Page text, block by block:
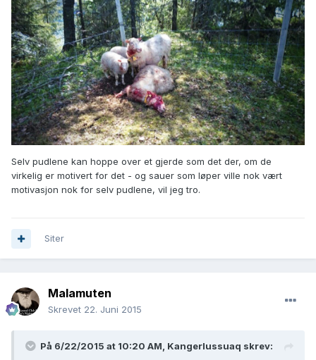
Selv pudlene kan hoppe over et gjerde som det der, om de
virkelig er motivert for det - og sauer som løper ville nok vært
motivasjon nok for selv pudlene, vil jeg tro.
Siter
Malamuten
Skrevet 22. Juni 2015
På 6/22/2015 at 10:20 AM, Kangerlussuaq skrev: